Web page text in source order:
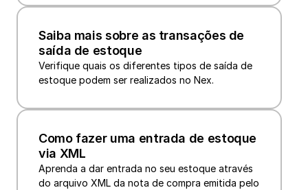
Saiba mais sobre as transações de
saída de estoque
Verifique quais os diferentes tipos de saída de
estoque podem ser realizados no Nex.
Como fazer uma entrada de estoque
via XML
Aprenda a dar entrada no seu estoque através
do arquivo XML da nota de compra emitida pelo